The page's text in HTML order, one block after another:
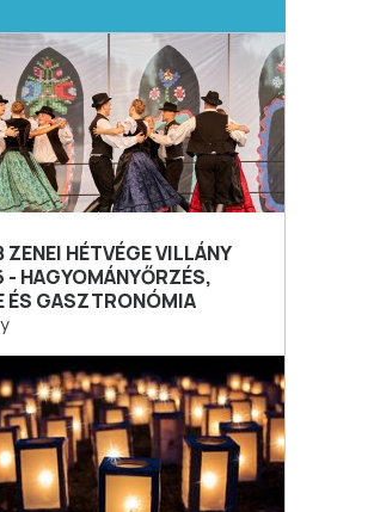
ZENEI HÉTVÉGE VILLÁNY
- HAGYOMÁNYŐRZÉS,
ÉS GASZTRONÓMIA